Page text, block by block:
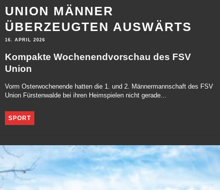
UNION MÄNNER
ÜBERZEUGTEN AUSWÄRTS
16. APRIL 2026
Kompakte Wochenendvorschau des FSV
Union
Vorm Osterwochenende hatten die 1. und 2. Männermannschaft des FSV
Union Fürstenwalde bei ihren Heimspielen nicht gerade...
SPORT